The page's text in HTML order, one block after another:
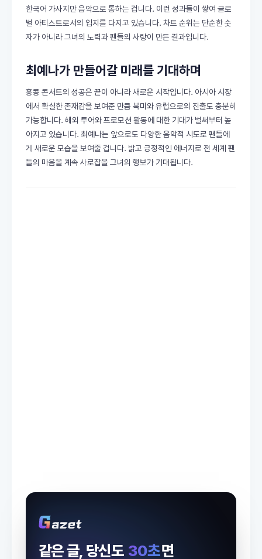
한국어 가사지만 음악으로 통하는 겁니다. 이런 성과들이 쌓여 글로
벌 아티스트로서의 입지를 다지고 있습니다. 차트 순위는 단순한 숫
자가 아니라 그녀의 노력과 팬들의 사랑이 만든 결과입니다.
최예나가 만들어갈 미래를 기대하며
홍콩 콘서트의 성공은 끝이 아니라 새로운 시작입니다. 아시아 시장
에서 확실한 존재감을 보여준 만큼 북미와 유럽으로의 진출도 충분히
가능합니다. 해외 투어와 프로모션 활동에 대한 기대가 벌써부터 높
아지고 있습니다. 최예나는 앞으로도 다양한 음악적 시도로 팬들에
게 새로운 모습을 보여줄 겁니다. 밝고 긍정적인 에너지로 전 세계 팬
들의 마음을 계속 사로잡을 그녀의 행보가 기대됩니다.
같은 글, 당신도 30초면